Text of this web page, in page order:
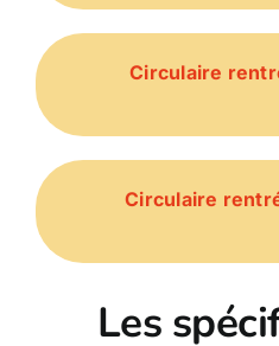
Circulaire
Circulaire
Les